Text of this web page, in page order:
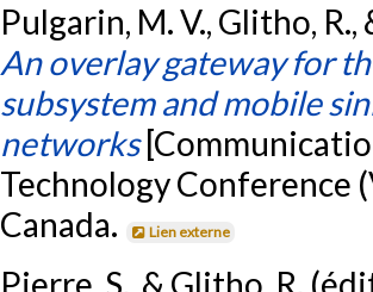
Pulgarin, M. V., Glitho,
An overlay gateway for
subsystem and mobile
networks
Technology Conference
Canada.
Lien externe
Pierre, S., & Glitho, R.